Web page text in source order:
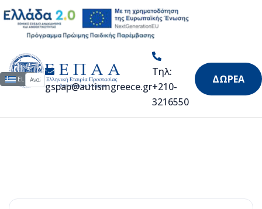
Επιλέξτε τη γλώσσα σας
EL Αναζήτηση...
gspap@autismgreece.gr
Τηλ:
+210-
3216550
ΔΩΡΕΑ
Άρθρα & Video